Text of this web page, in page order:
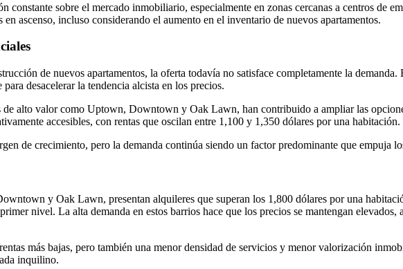
constante sobre el mercado inmobiliario, especialmente en zonas cercanas a centros de
ascenso, incluso considerando el aumento en el inventario de nuevos apartamentos.
de nuevos apartamentos, la oferta todavía no satisface completamente la
desacelerar la tendencia alcista en los precios.
de alto valor como Uptown, Downtown y Oak Lawn, han contribuido a ampliar las
accesibles, con rentas que oscilan entre 1,100 y 1,350 dólares por una habitación.
de crecimiento, pero la demanda continúa siendo un factor predominante que empuja
y Oak Lawn, presentan alquileres que superan los 1,800 dólares por una
nivel. La alta demanda en estos barrios hace que los precios se mantengan
más bajas, pero también una menor densidad de servicios y menor valorización
inquilino.